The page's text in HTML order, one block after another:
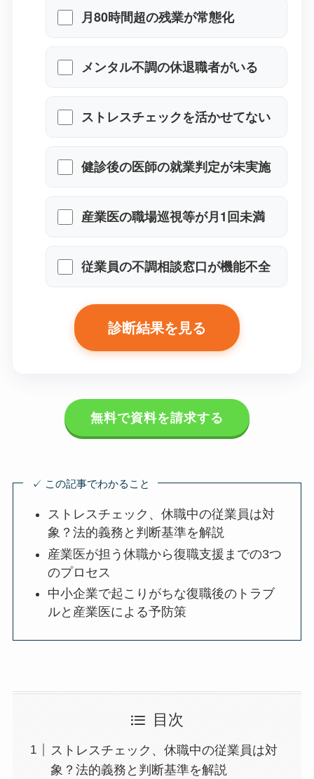
月80時間超の残業が常態化
メンタル不調の休退職者がいる
ストレスチェックを活かせてな
い
健診後の医師の就業判定が未実
全
✓ この記事でわかること
ストレスチェック、休職中の従業員は
対象？法的義務と判断基準を解説
産業医が担う休職から復職支援までの3
つのプロセス
中小企業で起こりがちな復職後のトラ
目次